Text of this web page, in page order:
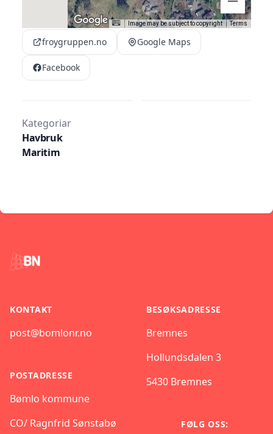
Image may be subject to copyright Terms
froygruppen.no Google Maps
Facebook
Kategoriar
Havbruk
Maritim
KONTAKT
post@bomlonr.no
POSTADRESSE
Bømlo kommune
CO/ Ragnfrid Sønstabø
BESØKSADRESSE
Bremnes
Hollundsdalen 3
5430 Bremnes
FØLG OSS: